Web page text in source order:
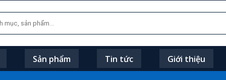
Sản phẩm Tin tức Giới thiệu